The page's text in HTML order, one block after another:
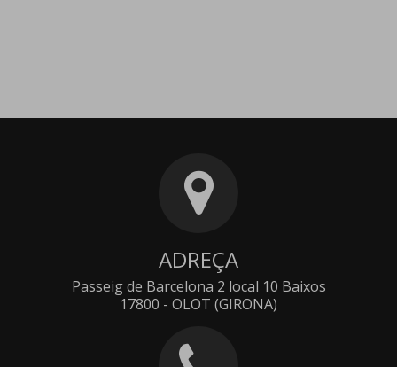
ADREÇA
Passeig de Barcelona 2 local 10 Baixos
17800 - OLOT (GIRONA)